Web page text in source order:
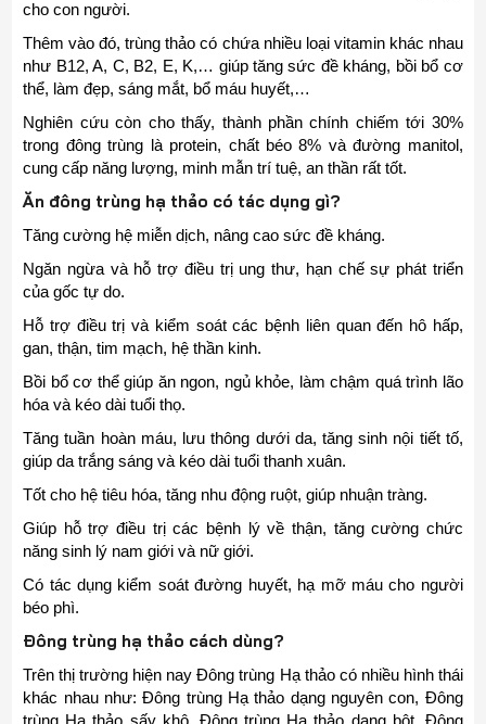
cho con người.
Thêm vào đó, trùng thảo có chứa nhiều loại vitamin khác nhau
như B12, A, C, B2, E, K,… giúp tăng sức đề kháng, bồi bổ cơ
thể, làm đẹp, sáng mắt, bổ máu huyết,…
Nghiên cứu còn cho thấy, thành phần chính chiếm tới 30%
trong đông trùng là protein, chất béo 8% và đường manitol,
cung cấp năng lượng, minh mẫn trí tuệ, an thần rất tốt.
Ăn đông trùng hạ thảo có tác dụng gì?
Tăng cường hệ miễn dịch, nâng cao sức đề kháng.
Ngăn ngừa và hỗ trợ điều trị ung thư, hạn chế sự phát triển
của gốc tự do.
Hỗ trợ điều trị và kiểm soát các bệnh liên quan đến hô hấp,
gan, thận, tim mạch, hệ thần kinh.
Bồi bổ cơ thể giúp ăn ngon, ngủ khỏe, làm chậm quá trình lão
hóa và kéo dài tuổi thọ.
Tăng tuần hoàn máu, lưu thông dưới da, tăng sinh nội tiết tố,
giúp da trắng sáng và kéo dài tuổi thanh xuân.
Tốt cho hệ tiêu hóa, tăng nhu động ruột, giúp nhuận tràng.
Giúp hỗ trợ điều trị các bệnh lý về thận, tăng cường chức
năng sinh lý nam giới và nữ giới.
Có tác dụng kiểm soát đường huyết, hạ mỡ máu cho người
béo phì.
Đông trùng hạ thảo cách dùng?
Trên thị trường hiện nay Đông trùng Hạ thảo có nhiều hình thái
khác nhau như: Đông trùng Hạ thảo dạng nguyên con, Đông